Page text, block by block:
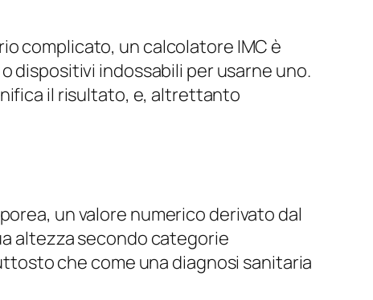
complicato, un calcolatore IMC è
dispositivi indossabili per usarne uno.
il risultato, e, altrettanto
un valore numerico derivato dal
altezza secondo categorie
che come una diagnosi sanitaria